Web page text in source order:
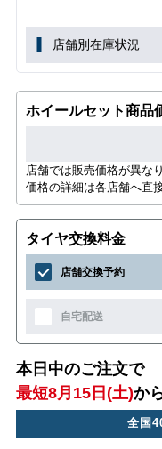
店舗別在庫状況
ホイールセット商品
店舗では販売価格が異な
価格の詳細は各店舗へ直
タイヤ交換料金
店舗交換予約
自宅配送
本日中のご注文で
最短8月15日(土)か
全国